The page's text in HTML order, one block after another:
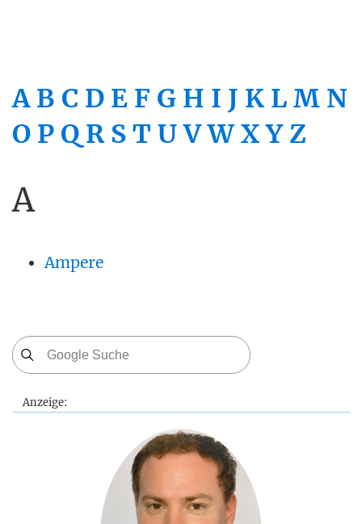
A B C D E F G H I J K L M N
O P Q R S T U V W X Y Z
A
Ampere
Anzeige: